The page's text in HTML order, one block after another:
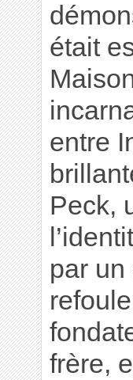
était
entre
Peck,
par
frère,